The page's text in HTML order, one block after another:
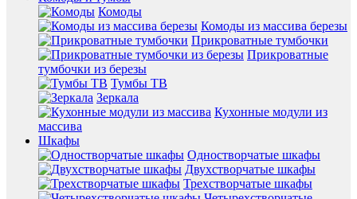
Комоды
Комоды из массива березы
Прикроватные тумбочки
Прикроватные
тумбочки из березы
Тумбы ТВ
Зеркала
Кухонные модули из
массива
Шкафы
Одностворчатые шкафы
Двухстворчатые шкафы
Трехстворчатые шкафы